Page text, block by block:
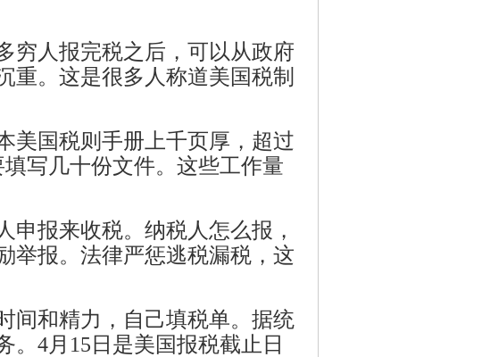
穷人报完税之后，可以从政府
重。这是很多人称道美国税制
美国税则手册上千页厚，超过
写几十份文件。这些工作量
报来收税。纳税人怎么报，
举报。法律严惩逃税漏税，这
间和精力，自己填税单。据统
。4月15日是美国报税截止日